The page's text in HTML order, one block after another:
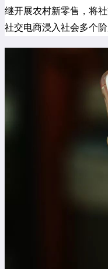
继开展农村新零售，将
社交电商浸入社会多个阶